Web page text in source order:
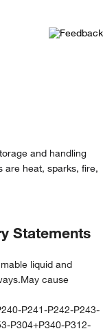
and handling
are heat, sparks, fire,
Statements
liquid and
cause
P241-P242-P243-
P304+P340-P312-